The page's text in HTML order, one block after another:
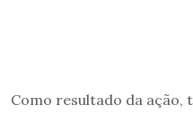
Como resultado da ação,